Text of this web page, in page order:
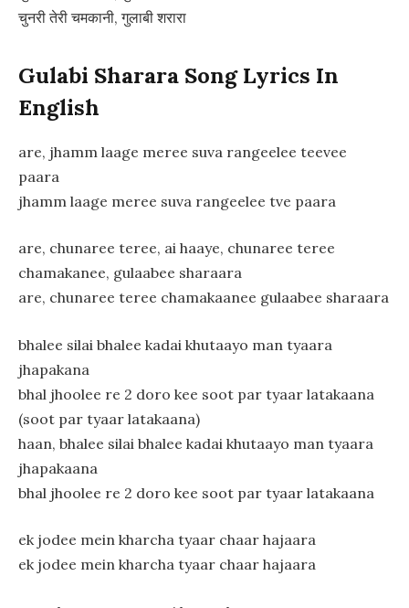
चुनरी तेरी चमकानी, गुलाबी शरारा
Gulabi Sharara Song Lyrics In
English
are, jhamm laage meree suva rangeelee teevee
paara
jhamm laage meree suva rangeelee tve paara
are, chunaree teree, ai haaye, chunaree teree
chamakanee, gulaabee sharaara
are, chunaree teree chamakaanee gulaabee sharaara
bhalee silai bhalee kadai khutaayo man tyaara
jhapakana
bhal jhoolee re 2 doro kee soot par tyaar latakaana
(soot par tyaar latakaana)
haan, bhalee silai bhalee kadai khutaayo man tyaara
jhapakaana
bhal jhoolee re 2 doro kee soot par tyaar latakaana
ek jodee mein kharcha tyaar chaar hajaara
ek jodee mein kharcha tyaar chaar hajaara